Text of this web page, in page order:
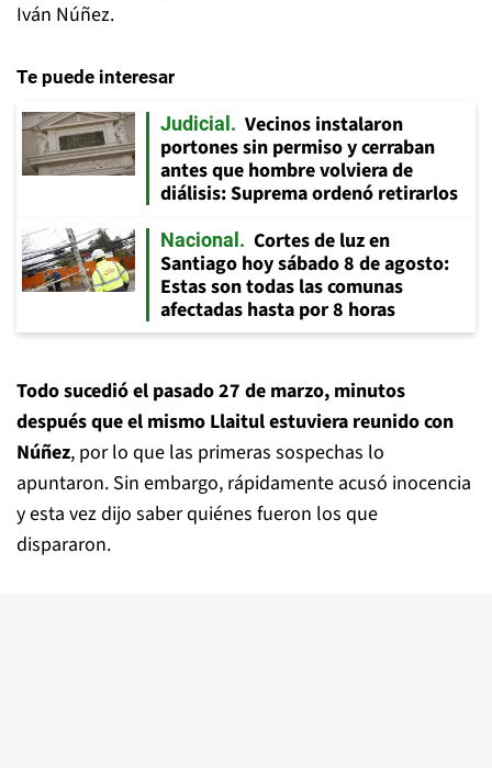
Iván Núñez.
Te puede interesar
Judicial
Vecinos instalaron
portones sin permiso y cerraban
antes que hombre volviera de
diálisis: Suprema ordenó retirarlos
Nacional
Cortes de luz en
Santiago hoy sábado 8 de agosto:
Estas son todas las comunas
afectadas hasta por 8 horas
Todo sucedió el pasado 27 de marzo, minutos
después que el mismo Llaitul estuviera reunido con
Núñez, por lo que las primeras sospechas lo
apuntaron. Sin embargo, rápidamente acusó inocencia
y esta vez dijo saber quiénes fueron los que
dispararon.